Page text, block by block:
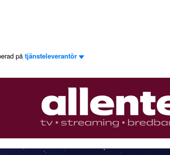
på tjänsteleverantör